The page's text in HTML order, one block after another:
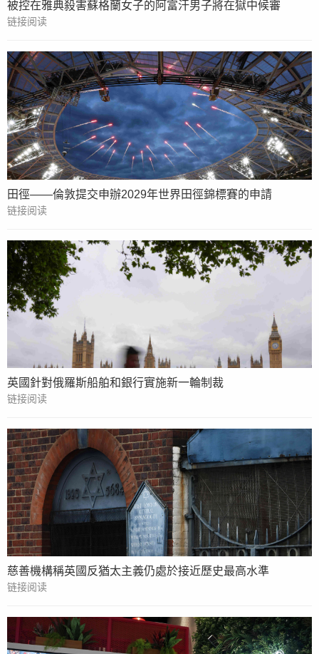
被控在雅典殺害蘇格蘭女子的阿富汗男子將在獄中候審
链接阅读
田徑——倫敦提交申辦2029年世界田徑錦標賽的申請
链接阅读
英國針對俄羅斯船舶和銀行實施新一輪制裁
链接阅读
慈善機構稱英國反猶太主義仍處於接近歷史最高水準
链接阅读